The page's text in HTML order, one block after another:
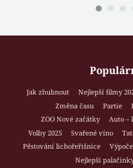
Jak zhubnout Nejlepší filmy
Změna času
Partie
ZOO Nové začátky
Auto –
Volby 2025
Svařené víno
Pěstování lichořeřišnice
Nejlepší